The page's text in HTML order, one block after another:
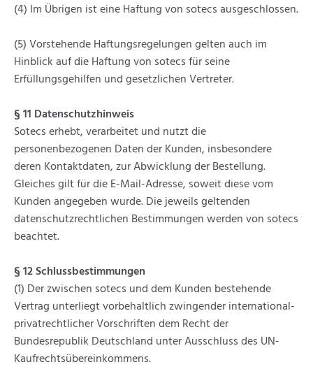
(4) Im Übrigen ist eine Haftung von sotecs ausgeschlossen.
(5) Vorstehende Haftungsregelungen gelten auch im
Hinblick auf die Haftung von sotecs für seine
Erfüllungsgehilfen und gesetzlichen Vertreter.
§ 11 Datenschutzhinweis
Sotecs erhebt, verarbeitet und nutzt die
personenbezogenen Daten der Kunden, insbesondere
deren Kontaktdaten, zur Abwicklung der Bestellung.
Gleiches gilt für die E-Mail-Adresse, soweit diese vom
Kunden angegeben wurde. Die jeweils geltenden
datenschutzrechtlichen Bestimmungen werden von sotecs
beachtet.
§ 12 Schlussbestimmungen
(1) Der zwischen sotecs und dem Kunden bestehende
Vertrag unterliegt vorbehaltlich zwingender international-
privatrechtlicher Vorschriften dem Recht der
Bundesrepublik Deutschland unter Ausschluss des UN-
Kaufrechtsübereinkommens.